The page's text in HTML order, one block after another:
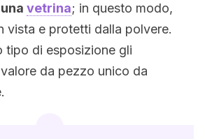
vetrina; in questo modo,
vista e protetti dalla polvere.
tipo di esposizione gli
da pezzo unico da